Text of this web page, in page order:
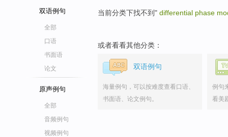
双语例句
全部
口语
书面语
论文
原声例句
全部
音频例句
视频例句
当前分类下找不到" differential phase
或者看看其他分类：
双语例句
海量例句，可以按难度查看口语、
书面语、论文例句。
例句
看美